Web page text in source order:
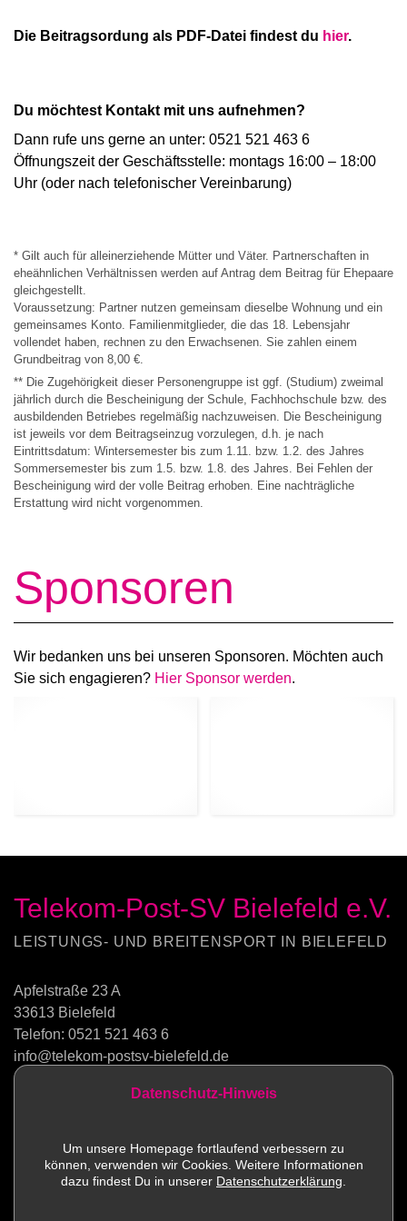
Die Beitragsordung als PDF-Datei findest du hier.
Du möchtest Kontakt mit uns aufnehmen?
Dann rufe uns gerne an unter: 0521 521 463 6
Öffnungszeit der Geschäftsstelle: montags 16:00 – 18:00
Uhr (oder nach telefonischer Vereinbarung)
* Gilt auch für alleinerziehende Mütter und Väter. Partnerschaften in
eheähnlichen Verhältnissen werden auf Antrag dem Beitrag für Ehepaare
gleichgestellt.
Voraussetzung: Partner nutzen gemeinsam dieselbe Wohnung und ein
gemeinsames Konto. Familienmitglieder, die das 18. Lebensjahr
vollendet haben, rechnen zu den Erwachsenen. Sie zahlen einem
Grundbeitrag von 8,00 €.
** Die Zugehörigkeit dieser Personengruppe ist ggf. (Studium) zweimal
jährlich durch die Bescheinigung der Schule, Fachhochschule bzw. des
ausbildenden Betriebes regelmäßig nachzuweisen. Die Bescheinigung
ist jeweils vor dem Beitragseinzug vorzulegen, d.h. je nach
Eintrittsdatum: Wintersemester bis zum 1.11. bzw. 1.2. des Jahres
Sommersemester bis zum 1.5. bzw. 1.8. des Jahres. Bei Fehlen der
Bescheinigung wird der volle Beitrag erhoben. Eine nachträgliche
Erstattung wird nicht vorgenommen.
Sponsoren
Wir bedanken uns bei unseren Sponsoren. Möchten auch
Sie sich engagieren? Hier Sponsor werden.
Telekom-Post-SV Bielefeld e.V.
LEISTUNGS- UND BREITENSPORT IN BIELEFELD
Apfelstraße 23 A
33613 Bielefeld
Telefon: 0521 521 463 6
info@telekom-postsv-bielefeld.de
Sportstätten
Datenschutz-Hinweis
Um unsere Homepage fortlaufend verbessern zu
können, verwenden wir Cookies. Weitere Informationen
dazu findest Du in unserer Datenschutzerklärung